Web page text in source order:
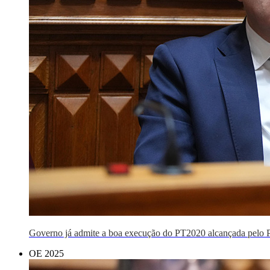
Governo já admite a boa execução do PT2020 alcançada pelo
OE 2025